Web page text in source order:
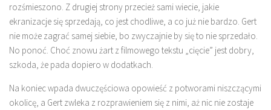
rozśmieszono. Z drugiej strony przecież sami wiecie, jakie
ekranizacje się sprzedają, co jest chodliwe, a co już nie bardzo. Gert
nie może zagrać samej siebie, bo zwyczajnie by się to nie sprzedało.
No ponoć. Choć znowu żart z filmowego tekstu „cięcie” jest dobry,
szkoda, że pada dopiero w dodatkach.
Na koniec wpada dwuczęściowa opowieść z potworami niszczącymi
okolicę, a Gert zwleka z rozprawieniem się z nimi, aż nic nie zostaje